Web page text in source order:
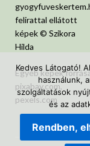
felirattal ellátott
képek © Szikora
Hilda
Egyéb képek
pixabay.com,
pexels.com
Kedves Látogató!
használunk,
szolgáltatások
és az
Rendben,